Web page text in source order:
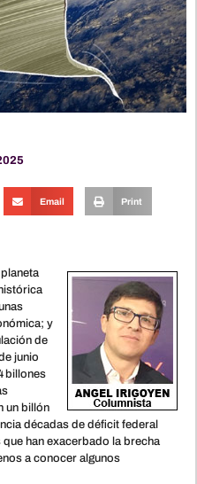
Email Print
y
de
junio
billones
un billón
décadas de déficit federal
han exacerbado la brecha
a conocer algunos